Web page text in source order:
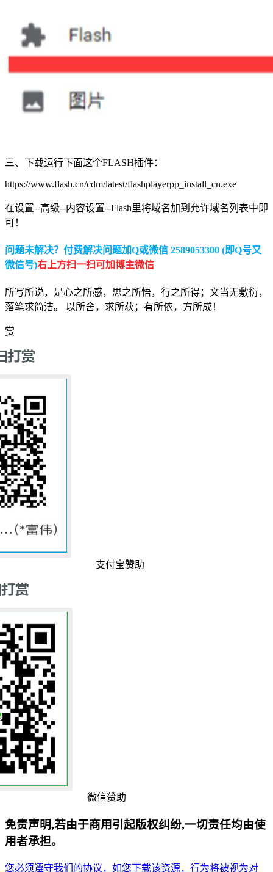
三、下载运行下面这个FLASH插件：
https://www.flash.cn/cdm/latest/flashplayerpp_install_cn.exe
在设置--高级--内容设置--Flash里将域名加到允许域名列表中即
可！
问题未解决？付费解决问题加Q或微信 2589053300 (即Q号又
微信号)右上方扫一扫可加博主微信
所写所说，是心之所感，思之所悟，行之所得；文当无敷衍，
落笔求简洁。 以所舍，求所获；有所依，方所成！
赏
支付宝赞助
微信赞助
免责声明,若由于商用引起版权纠纷,一切责任均由使
用者承担。
您必须遵守我们的协议，如您下载该资源，行为将被视为对